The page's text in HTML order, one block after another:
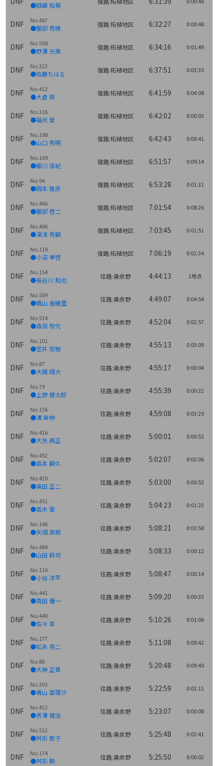
●纐纈 知晃
DNF No.467
●服部 秀穂 復路:柘植地区 6:32:27 0:00:48
DNF No.508
●野澤 元美 復路:柘植地区 6:34:16 0:01:49
DNF No.323
●佐藤ちはる 復路:柘植地区 6:37:51 0:03:35
DNF No.412
●大倉 崇 復路:柘植地区 6:41:59 0:04:08
DNF No.316
●福元 愛 復路:柘植地区 6:42:02 0:00:03
DNF No.198
●山口 秀明 復路:柘植地区 6:42:43 0:00:41
DNF No.169
●細川 佳紀 復路:柘植地区 6:51:57 0:09:14
DNF No.94
●岡本 雅彦 復路:柘植地区 6:53:28 0:01:31
DNF No.466
●服部 啓二 復路:柘植地区 7:01:54 0:08:26
DNF No.486
●湯浅 秀嗣 復路:柘植地区 7:03:45 0:01:51
DNF No.118
●小沼 孝啓 復路:柘植地区 7:06:19 0:02:34
DNF No.154
●長谷川 和也 往路:奥余野 4:44:13 1地点
DNF No.509
●橋山 香緒里 往路:奥余野 4:49:07 0:04:54
DNF No.514
●森浜 牧代 往路:奥余野 4:52:04 0:02:57
DNF No.101
●笠井 宏樹 往路:奥余野 4:55:13 0:03:09
DNF No.87
●大隅 翔大 往路:奥余野 4:55:17 0:00:04
DNF No.79
●上野 健太郎 往路:奥余野 4:55:39 0:00:22
DNF No.156
●濱 幸伸 往路:奥余野 4:59:08 0:03:29
DNF No.416
●大矢 典正 往路:奥余野 5:00:01 0:00:53
DNF No.452
●高本 嗣久 往路:奥余野 5:02:07 0:02:06
DNF No.420
●奥田 正二 往路:奥余野 5:03:00 0:00:53
DNF No.451
●高木 衛 往路:奥余野 5:04:23 0:01:23
DNF No.196
●矢頭 直樹 往路:奥余野 5:08:21 0:03:58
DNF No.484
●山田 耕司 往路:奥余野 5:08:33 0:00:12
DNF No.116
●小谷 洋平 往路:奥余野 5:08:47 0:00:14
DNF No.441
●真田 優一 往路:奥余野 5:09:20 0:00:33
DNF No.440
●佐々 享 往路:奥余野 5:10:26 0:01:06
DNF No.177
●松永 亮二 往路:奥余野 5:11:08 0:00:42
DNF No.86
●大神 正貴 往路:奥余野 5:20:48 0:09:40
DNF No.303
●青山 亜理沙 往路:奥余野 5:22:59 0:02:11
DNF No.422
●男澤 健治 往路:奥余野 5:23:07 0:00:08
DNF No.512
●舛形 敦子 往路:奥余野 5:25:48 0:02:41
DNF No.174
●舛形 勲 往路:奥余野 5:25:50 0:00:02